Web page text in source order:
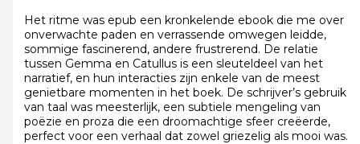
Het ritme was epub een kronkelende ebook die me over
onverwachte paden en verrassende omwegen leidde,
sommige fascinerend, andere frustrerend. De relatie
tussen Gemma en Catullus is een sleuteldeel van het
narratief, en hun interacties zijn enkele van de meest
genietbare momenten in het boek. De schrijver’s gebruik
van taal was meesterlijk, een subtiele mengeling van
poëzie en proza die een droomachtige sfeer creëerde,
perfect voor een verhaal dat zowel griezelig als mooi was.